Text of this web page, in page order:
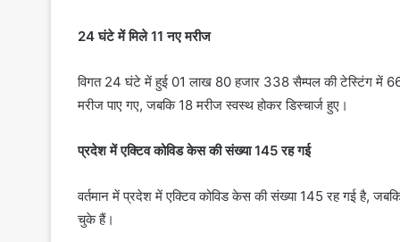
24 घंटे में मिले 11 नए मरीज
विगत 24 घंटे में हुई 01 लाख 80 हजार 338 सैम्पल की टेस्टिंग में
मरीज पाए गए, जबकि 18 मरीज स्वस्थ होकर डिस्चार्ज हुए।
प्रदेश में एक्टिव कोविड केस की संख्या 145 रह गई
वर्तमान में प्रदेश में एक्टिव कोविड केस की संख्या 145 रह गई है,
चुके हैं।